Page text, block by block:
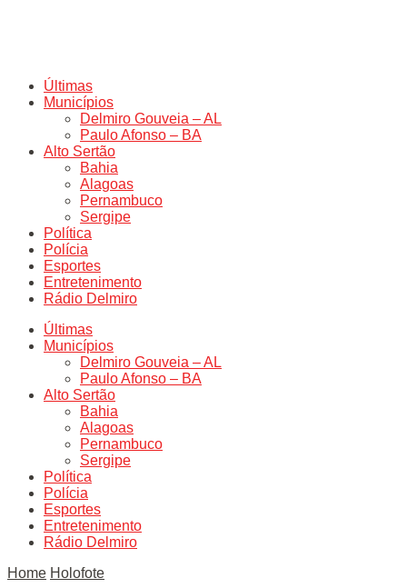
Últimas
Municípios
Delmiro Gouveia – AL
Paulo Afonso – BA
Alto Sertão
Bahia
Alagoas
Pernambuco
Sergipe
Política
Polícia
Esportes
Entretenimento
Rádio Delmiro
Últimas
Municípios
Delmiro Gouveia – AL
Paulo Afonso – BA
Alto Sertão
Bahia
Alagoas
Pernambuco
Sergipe
Política
Polícia
Esportes
Entretenimento
Rádio Delmiro
Home Holofote